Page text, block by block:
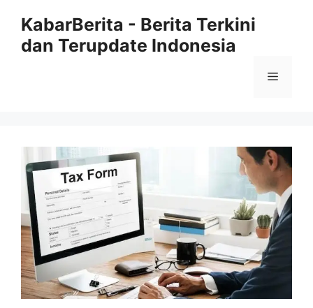
KabarBerita - Berita Terkini
dan Terupdate Indonesia
Menu